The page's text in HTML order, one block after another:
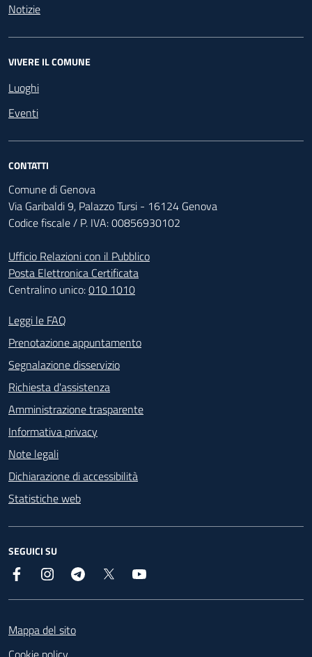
Notizie
VIVERE IL COMUNE
Luoghi
Eventi
CONTATTI
Comune di Genova
Via Garibaldi 9, Palazzo Tursi - 16124 Genova
Codice fiscale / P. IVA: 00856930102
Ufficio Relazioni con il Pubblico
Posta Elettronica Certificata
Centralino unico:010 1010
Footer - Contatti
Leggi le FAQ
Prenotazione appuntamento
Segnalazione disservizio
Richiesta d'assistenza
Amministrazione trasparente
Informativa privacy
Note legali
Dichiarazione di accessibilità
Statistiche web
SEGUICI SU
Facebook InstagramTelegram
Mappa del sito